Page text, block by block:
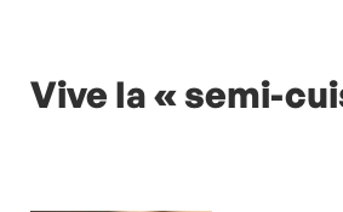
Vive la « semi-